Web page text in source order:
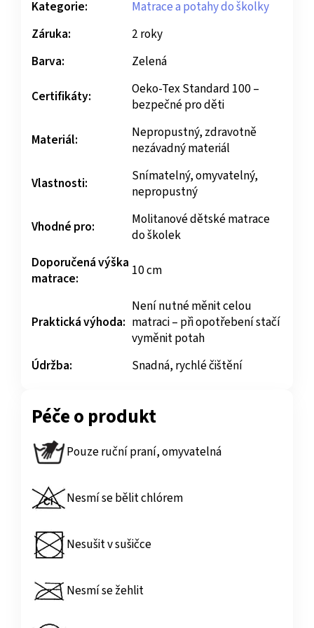
Kategorie:
Matrace a potahy do školky
Záruka:
2 roky
Barva:
Zelená
Certifikáty:
Oeko-Tex Standard 100 –
bezpečné pro děti
Materiál:
Nepropustný, zdravotně
nezávadný materiál
Vlastnosti:
Snímatelný, omyvatelný,
nepropustný
Vhodné pro:
Molitanové dětské matrace
do školek
Doporučená výška
matrace:
10 cm
Praktická výhoda:
Není nutné měnit celou
matraci – při opotřebení stačí
vyměnit potah
Údržba:
Snadná, rychlé čištění
Péče o produkt
Pouze ruční praní, omyvatelná
Nesmí se bělit chlórem
Nesušit v sušičce
Nesmí se žehlit